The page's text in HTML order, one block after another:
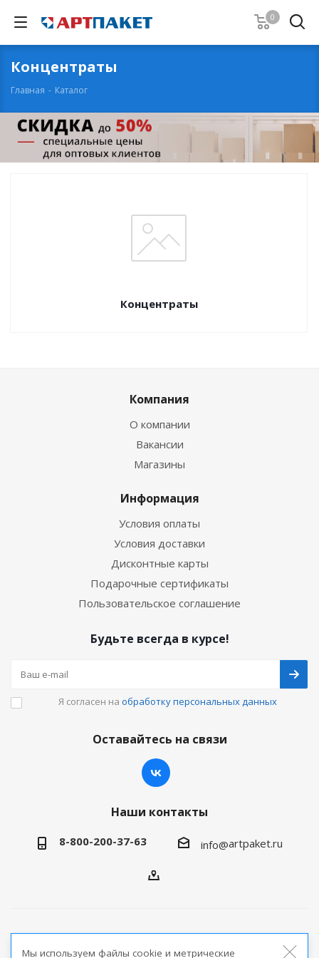
0
Концентраты
Главная - Каталог
Концентраты
Компания
О компании
Вакансии
Магазины
Информация
Условия оплаты
Условия доставки
Дисконтные карты
Подарочные сертификаты
Пользовательское соглашение
Будьте всегда в курсе!
Я согласен на обработку персональных данных
Оставайтесь на связи
Наши контакты
8-800-200-37-63 info@artpaket.ru
Мы используем файлы cookie и метрические